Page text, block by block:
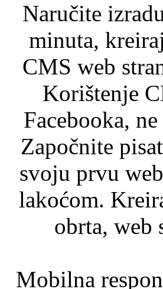
Naručite
minuta,
CMS web
Korištenje
Facebooka,
Započnite
svoju prvu
lakoćom.
obrta, web
Mobilna